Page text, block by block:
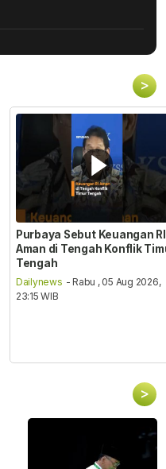
>
Purbaya Sebut Keuangan RI
Aman di Tengah Konflik
Tengah
Dailynews - Rabu , 05 Aug 2026,
23:15 WIB
>